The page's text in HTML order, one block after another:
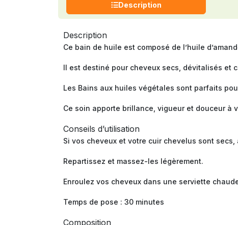
Description
Description
Ce bain de huile est composé de l’huile
Il est destiné pour cheveux secs, dévitalisés et
Les Bains aux huiles végétales sont parfaits
Ce soin apporte brillance, vigueur et douceur à
Conseils d’utilisation
Si vos cheveux et votre cuir chevelus sont
Repartissez et massez-les légèrement.
Enroulez vos cheveux dans une serviette
Temps de pose : 30 minutes
Composition